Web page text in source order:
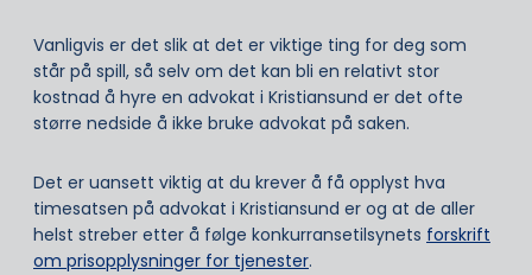
Vanligvis er det slik at det er viktige ting for deg som
står på spill, så selv om det kan bli en relativt stor
kostnad å hyre en advokat i Kristiansund er det ofte
større nedside å ikke bruke advokat på saken.
Det er uansett viktig at du krever å få opplyst hva
timesatsen på advokat i Kristiansund er og at de aller
helst streber etter å følge konkurransetilsynets forskrift
om prisopplysninger for tjenester.